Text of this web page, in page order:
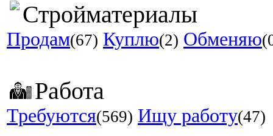
Стройматериалы
Продам(67) Куплю(2) Обменяю
Работа
Требуются(569) Ищу работу(47)